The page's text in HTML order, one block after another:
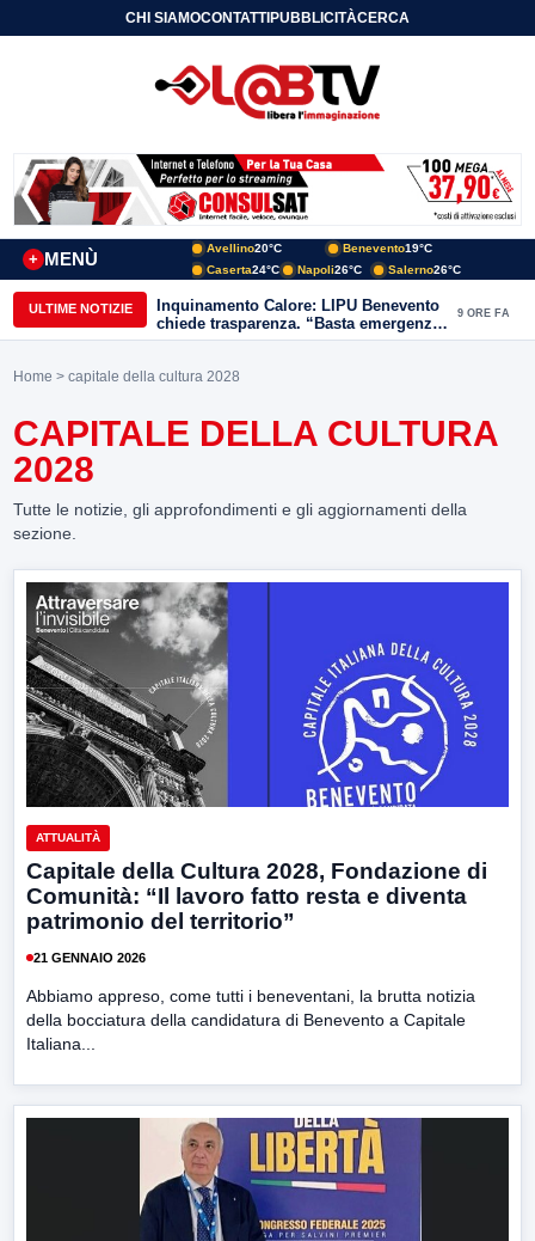
CHI SIAMOCONTATTIPUBBLICITÀCERCA
MENÙ
+
Avellino20°C Benevento19°C
Caserta24°C Napoli26°C Salerno26°C
ULTIME NOTIZIE
Inquinamento Calore: LIPU Benevento
chiede trasparenza. “Basta emergenze:
non possiamo continuare a trattare i
canali di scarico
9 ORE FA
Home > capitale della cultura 2028
CAPITALE DELLA CULTURA
2028
Tutte le notizie, gli approfondimenti e gli aggiornamenti della
sezione.
ATTUALITÀ
Capitale della Cultura 2028, Fondazione di
Comunità: “Il lavoro fatto resta e diventa
patrimonio del territorio”
21 GENNAIO 2026
Abbiamo appreso, come tutti i beneventani, la brutta notizia
della bocciatura della candidatura di Benevento a Capitale
Italiana...